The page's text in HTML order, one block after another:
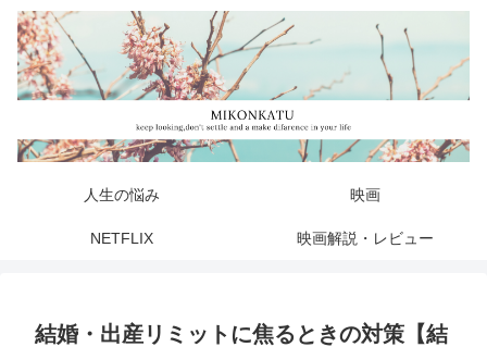
人生の悩み 映画
NETFLIX 映画解説・レビュー
結婚・出産リミットに焦るときの対策【結